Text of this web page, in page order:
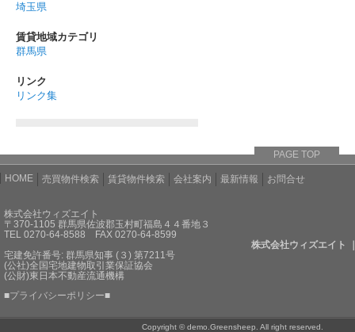
埼玉県
賃貸地域カテゴリ
群馬県
リンク
リンク集
PAGE TOP
HOME 売買物件検索 賃貸物件検索 会社案内 最新情報 お問合せ
株式会社ウィズエイト
〒370-1105 群馬県佐波郡玉村町福島４４番地３
TEL 0270-64-8588 FAX 0270-64-8599
株式会社ウィズエイト
宅建免許番号: 群馬県知事 (３) 第7211号
(公社)全国宅地建物取引業保証協会
(公財)東日本不動産流通機構
■プライバシーポリシー■
Copyright © demo.Greensheep. All right reserved.